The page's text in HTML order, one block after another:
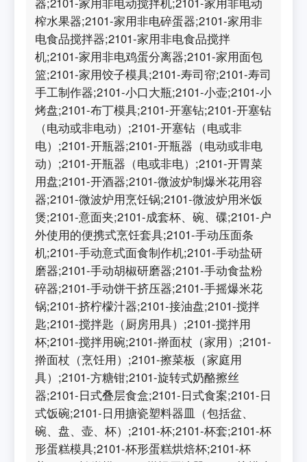
榨水果器;2101-家用非电碎蛋器;2101-家用非
电食品搅拌器;2101-家用非电食品搅拌
机;2101-家用非电鸡蛋分离器;2101-家用面包
篮;2101-家用饺子模具;2101-寿司帘;2101-寿司
手工制作器;2101-小口大瓶;2101-小壶;2101-小
烤盘;2101-布丁模具;2101-开塞钻;2101-开塞钻
（电动或非电动）;2101-开塞钻（电或非
电）;2101-开瓶器;2101-开瓶器（电动或非电
动）;2101-开瓶器（电或非电）;2101-开胃菜
用盘;2101-开酒器;2101-微波炉制爆米花用容
器;2101-微波炉用烹饪锅;2101-微波炉用米饭
煲;2101-意面夹;2101-成套杯、碗、碟;2101-户
外使用的便携式烹饪套具;2101-手动压面条
机;2101-手动意式面食制作机;2101-手动盐研
磨器;2101-手动胡椒研磨器;2101-手动食盐粉
碎器;2101-手动饼干挤压器;2101-手摇爆米花
锅;2101-挤柠檬汁器;2101-接油盘;2101-搅拌
匙;2101-搅拌匙（厨房用具）;2101-搅拌用
杯;2101-搅拌用碗;2101-擀面杖（家用）;2101-
擀面杖（烹饪用）;2101-擦菜板（家庭用
具）;2101-方糖钳;2101-旋转式奶酪擦丝
器;2101-日式叠层食盒;2101-日式食案;2101-日
式饭碗;2101-日用搪瓷塑料器皿（包括盆、
碗、盘、壶、杯）;2101-杯;2101-杯套;2101-杯
形蛋糕模具;2101-杯形蛋糕烘焙杯;2101-杯